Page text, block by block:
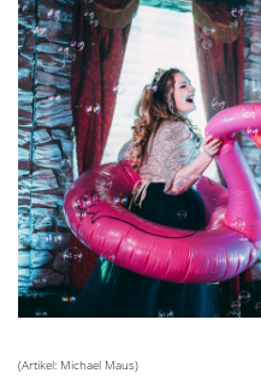
(Artikel: Michael Maus)